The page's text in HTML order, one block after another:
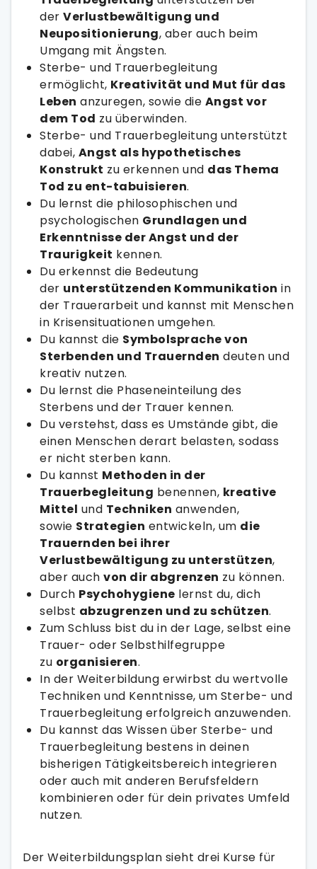
der Verlustbewältigung und
Neupositionierung, aber auch beim
Umgang mit Ängsten.
Sterbe- und Trauerbegleitung
ermöglicht, Kreativität und Mut für das
Leben anzuregen, sowie die Angst vor
dem Tod zu überwinden.
Sterbe- und Trauerbegleitung unterstützt
dabei, Angst als hypothetisches
Konstrukt zu erkennen und das Thema
Tod zu ent-tabuisieren.
Du lernst die philosophischen und
psychologischen Grundlagen und
Erkenntnisse der Angst und der
Traurigkeit kennen.
Du erkennst die Bedeutung
der unterstützenden Kommunikation in
der Trauerarbeit und kannst mit Menschen
in Krisensituationen umgehen.
Du kannst die Symbolsprache von
Sterbenden und Trauernden deuten und
kreativ nutzen.
Du lernst die Phaseneinteilung des
Sterbens und der Trauer kennen.
Du verstehst, dass es Umstände gibt, die
einen Menschen derart belasten, sodass
er nicht sterben kann.
Du kannst Methoden in der
Trauerbegleitung benennen, kreative
Mittel und Techniken anwenden,
sowie Strategien entwickeln, um die
Trauernden bei ihrer
Verlustbewältigung zu unterstützen,
aber auch von dir abgrenzen zu können.
Durch Psychohygiene lernst du, dich
selbst abzugrenzen und zu schützen.
Zum Schluss bist du in der Lage, selbst eine
Trauer- oder Selbsthilfegruppe
zu organisieren.
In der Weiterbildung erwirbst du wertvolle
Techniken und Kenntnisse, um Sterbe- und
Trauerbegleitung erfolgreich anzuwenden.
Du kannst das Wissen über Sterbe- und
Trauerbegleitung bestens in deinen
bisherigen Tätigkeitsbereich integrieren
oder auch mit anderen Berufsfeldern
kombinieren oder für dein privates Umfeld
nutzen.
Der Weiterbildungsplan sieht drei Kurse für